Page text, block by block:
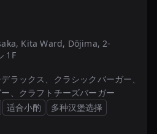
Kita Ward, Dōjima, 2-
1F
ラックス、クラシックバーガー、
、クラフトチーズバーガー
适合小酌
多种汉堡选择